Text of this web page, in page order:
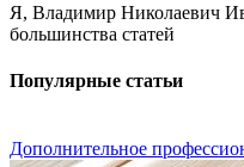
Я, Владимир Николаевич
большинства статей
Популярные статьи
Дополнительное